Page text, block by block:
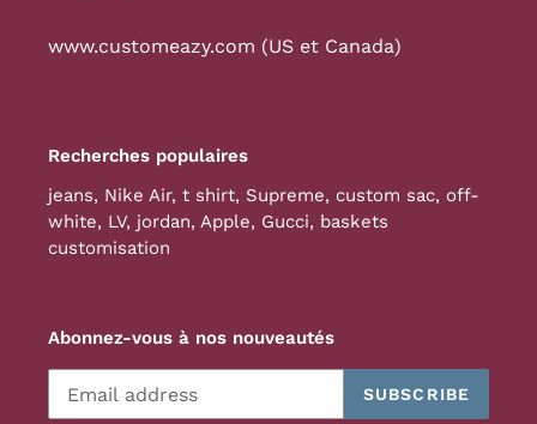
www.customeazy.com (US et Canada)
Recherches populaires
jeans, Nike Air, t shirt, Supreme, custom sac, off-
white, LV, jordan, Apple, Gucci, baskets
customisation
Abonnez-vous à nos nouveautés
SUBSCRIBE